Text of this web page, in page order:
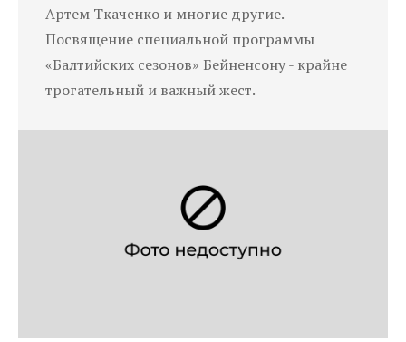
Артем Ткаченко и многие другие.
Посвящение специальной программы
«Балтийских сезонов» Бейненсону - крайне
трогательный и важный жест.